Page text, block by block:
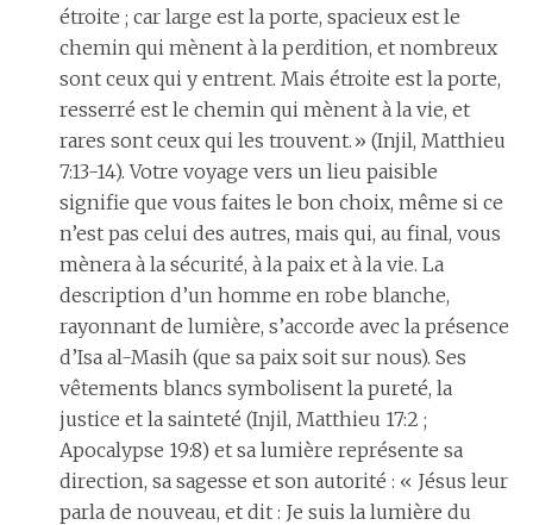
étroite ; car large est la porte, spacieux est le
chemin qui mènent à la perdition, et nombreux
sont ceux qui y entrent. Mais étroite est la porte,
resserré est le chemin qui mènent à la vie, et
rares sont ceux qui les trouvent.» (Injil, Matthieu
7:13-14). Votre voyage vers un lieu paisible
signifie que vous faites le bon choix, même si ce
n’est pas celui des autres, mais qui, au final, vous
mènera à la sécurité, à la paix et à la vie. La
description d’un homme en robe blanche,
rayonnant de lumière, s’accorde avec la présence
d’Isa al-Masih (que sa paix soit sur nous). Ses
vêtements blancs symbolisent la pureté, la
justice et la sainteté (Injil, Matthieu 17:2 ;
Apocalypse 19:8) et sa lumière représente sa
direction, sa sagesse et son autorité : « Jésus leur
parla de nouveau, et dit : Je suis la lumière du